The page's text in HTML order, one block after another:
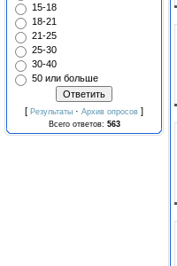
15-18
18-21
21-25
25-30
30-40
50 или больше
[ Результаты · Архив опросов ]
Всего ответов: 563